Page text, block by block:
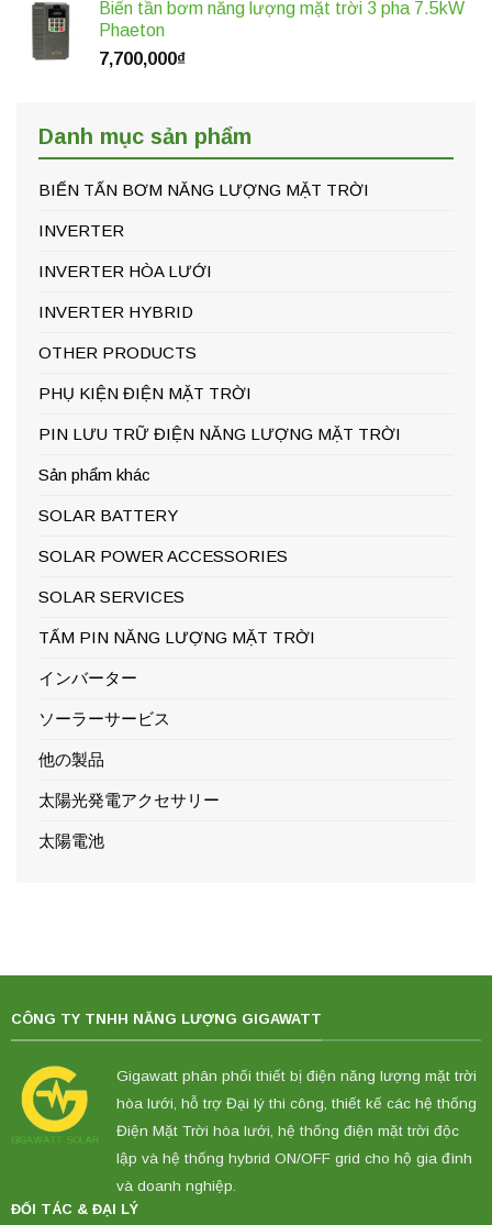
Biến tần bơm năng lượng mặt trời 3 pha 7.5kW
Phaeton
7,700,000₫
Danh mục sản phẩm
BIẾN TẤN BƠM NĂNG LƯỢNG MẶT TRỜI
INVERTER
INVERTER HÒA LƯỚI
INVERTER HYBRID
OTHER PRODUCTS
PHỤ KIỆN ĐIỆN MẶT TRỜI
PIN LƯU TRỮ ĐIỆN NĂNG LƯỢNG MẶT TRỜI
Sản phẩm khác
SOLAR BATTERY
SOLAR POWER ACCESSORIES
SOLAR SERVICES
TẤM PIN NĂNG LƯỢNG MẶT TRỜI
インバーター
ソーラーサービス
他の製品
太陽光発電アクセサリー
太陽電池
CÔNG TY TNHH NĂNG LƯỢNG GIGAWATT
Gigawatt phân phối thiết bị điện năng lượng mặt trời
hòa lưới, hỗ trợ Đại lý thi công, thiết kế các hệ thống
Điện Mặt Trời hòa lưới, hệ thống điện mặt trời độc
lập và hệ thống hybrid ON/OFF grid cho hộ gia đình
và doanh nghiệp.
ĐỐI TÁC & ĐẠI LÝ